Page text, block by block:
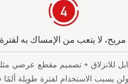
لا يتعب من الإمساك به
للانزلاق + تصميم مقطع عرضي